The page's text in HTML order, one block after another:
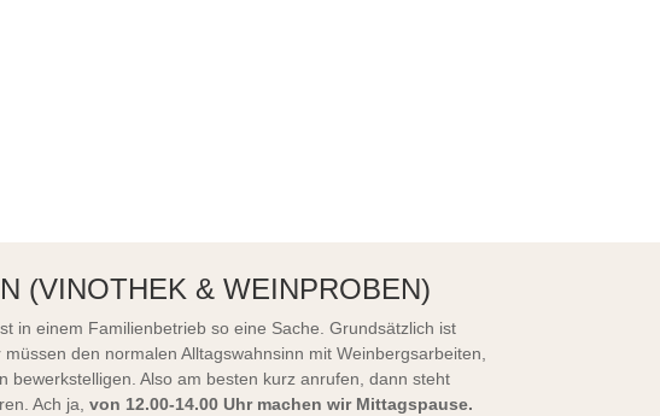
(VINOTHEK & WEINPROBEN)
in einem Familienbetrieb so eine Sache. Grundsätzlich ist
den normalen Alltagswahnsinn mit Weinbergsarbeiten,
bewerkstelligen. Also am besten kurz anrufen, dann steht
Ach ja, von 12.00-14.00 Uhr machen wir Mittagspause.